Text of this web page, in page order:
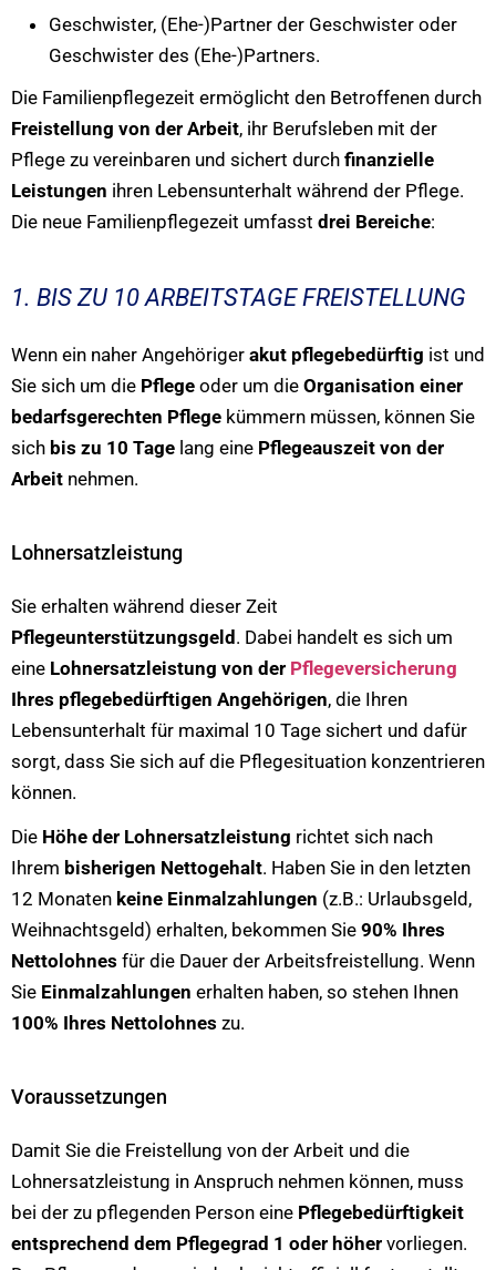
Geschwister, (Ehe-)Partner der Geschwister oder
Geschwister des (Ehe-)Partners.
Die Familienpflegezeit ermöglicht den Betroffenen durch
Freistellung von der Arbeit, ihr Berufsleben mit der
Pflege zu vereinbaren und sichert durch finanzielle
Leistungen ihren Lebensunterhalt während der Pflege.
Die neue Familienpflegezeit umfasst drei Bereiche:
1. BIS ZU 10 ARBEITSTAGE FREISTELLUNG
Wenn ein naher Angehöriger akut pflegebedürftig ist und
Sie sich um die Pflege oder um die Organisation einer
bedarfsgerechten Pflege kümmern müssen, können Sie
sich bis zu 10 Tage lang eine Pflegeauszeit von der
Arbeit nehmen.
Lohnersatzleistung
Sie erhalten während dieser Zeit
Pflegeunterstützungsgeld . Dabei handelt es sich um
eine Lohnersatzleistung von der Pflegeversicherung
Ihres pflegebedürftigen Angehörigen, die Ihren
Lebensunterhalt für maximal 10 Tage sichert und dafür
sorgt, dass Sie sich auf die Pflegesituation konzentrieren
können.
Die Höhe der Lohnersatzleistung richtet sich nach
Ihrem bisherigen Nettogehalt. Haben Sie in den letzten
12 Monaten keine Einmalzahlungen (z.B.: Urlaubsgeld,
Weihnachtsgeld) erhalten, bekommen Sie 90% Ihres
Nettolohnes für die Dauer der Arbeitsfreistellung. Wenn
Sie Einmalzahlungen erhalten haben, so stehen Ihnen
100% Ihres Nettolohnes zu.
Voraussetzungen
Damit Sie die Freistellung von der Arbeit und die
Lohnersatzleistung in Anspruch nehmen können, muss
bei der zu pflegenden Person eine Pflegebedürftigkeit
entsprechend dem Pflegegrad 1 oder höher vorliegen.